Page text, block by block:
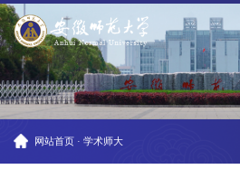
网站首页 · 学术师大